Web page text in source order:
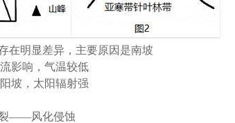
在明显差异，主要原因是南坡
影响，气温较低
坡，太阳辐射强
——风化侵蚀